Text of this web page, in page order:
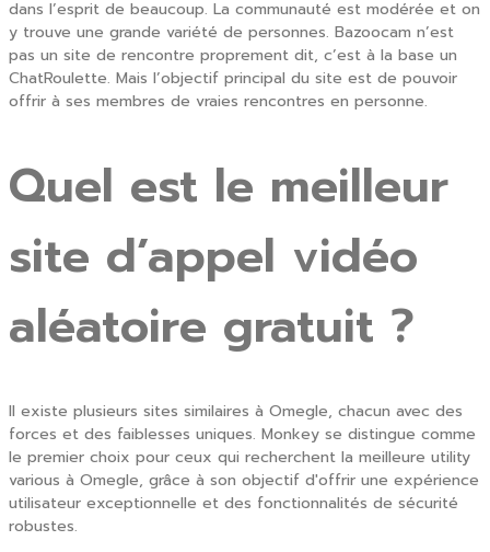
dans l’esprit de beaucoup. La communauté est modérée et on
y trouve une grande variété de personnes. Bazoocam n’est
pas un site de rencontre proprement dit, c’est à la base un
ChatRoulette. Mais l’objectif principal du site est de pouvoir
offrir à ses membres de vraies rencontres en personne.
Quel est le meilleur
site d’appel vidéo
aléatoire gratuit ?
Il existe plusieurs sites similaires à Omegle, chacun avec des
forces et des faiblesses uniques. Monkey se distingue comme
le premier choix pour ceux qui recherchent la meilleure utility
various à Omegle, grâce à son objectif d'offrir une expérience
utilisateur exceptionnelle et des fonctionnalités de sécurité
robustes.